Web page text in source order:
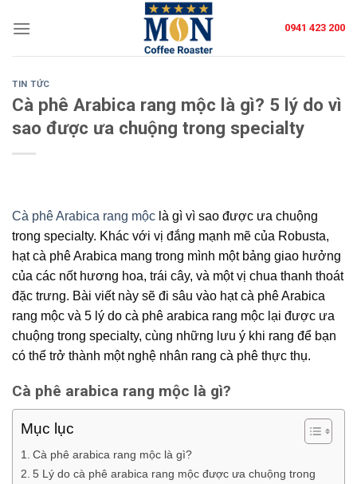
0941 423 200
TIN TỨC
Cà phê Arabica rang mộc là gì? 5 lý do vì
sao được ưa chuộng trong specialty
Cà phê Arabica rang mộc là gì vì sao được ưa chuộng
trong specialty. Khác với vị đắng mạnh mẽ của Robusta,
hạtcà phê Arabica mang trong mình một bảng giao hưởng
của các nốt hương hoa, trái cây, và một vị chua thanh thoát
đặc trưng. Bài viết này sẽ đi sâu vào hạt cà phê Arabica
rang mộc và 5 lý do cà phê arabica rang mộc lại được ưa
chuộng trong specialty, cùng những lưu ý khi rang để bạn
có thể trở thành một nghệ nhân rang cà phê thực thụ.
Cà phê arabica rang mộc là gì?
Mục lục
Cà phê arabica rang mộc là gì?
5 Lý do cà phê arabica rang mộc được ưa chuộng trong